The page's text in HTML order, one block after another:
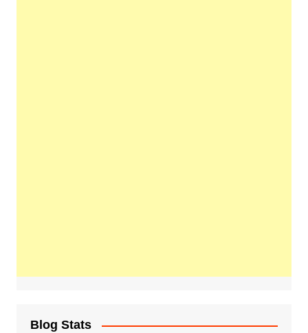
Blog Stats